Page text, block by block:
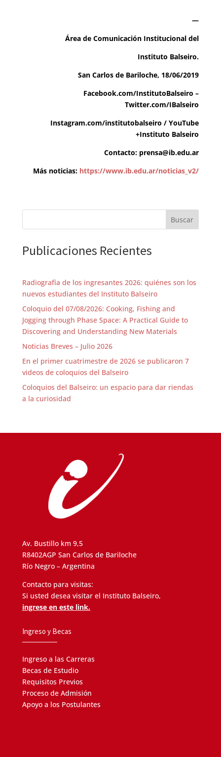
—
Área de Comunicación Institucional del
Instituto Balseiro.
San Carlos de Bariloche, 18/06/2019
Facebook.com/InstitutoBalseiro –
Twitter.com/IBalseiro
Instagram.com/institutobalseiro /YouTube
+Instituto Balseiro
Contacto: prensa@ib.edu.ar
Más noticias: https://www.ib.edu.ar/noticias_v2/
Buscar
Publicaciones Recientes
Radiografía de los ingresantes 2026: quiénes son los
nuevos estudiantes del Instituto Balseiro
Coloquio del 07/08/2026: Cooking, Fishing and
Jogging through Phase Space: A Practical Guide to
Discovering and Understanding New Materials
Noticias Breves – Julio 2026
En el primer cuatrimestre de 2026 se publicaron 7
videos de coloquios del Balseiro
Coloquios del Balseiro: un espacio para dar riendas
a la curiosidad
Av. Bustillo km 9,5
R8402AGP San Carlos de Bariloche
Río Negro – Argentina
Contacto para visitas:
Si usted desea visitar el Instituto Balseiro,
ingrese en este link.
Ingreso y Becas
Ingreso a las Carreras
Becas de Estudio
Requisitos Previos
Proceso de Admisión
Apoyo a los Postulantes